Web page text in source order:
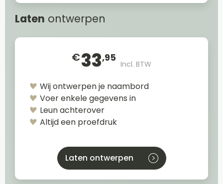
Laten ontwerpen
€33,95
Incl. BTW
Wij ontwerpen je naambord
Voer enkele gegevens in
Leun achterover
Altijd een proefdruk
Laten ontwerpen